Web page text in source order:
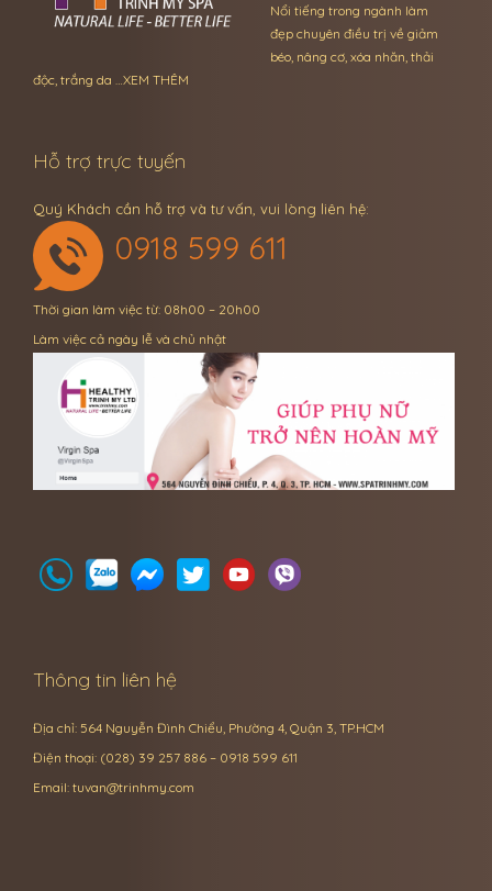
Nổi tiếng trong ngành làm
đẹp chuyên điều trị về giảm
béo, nâng cơ, xóa nhăn, thải
độc, trắng da …XEM THÊM
Hỗ trợ trực tuyến
Quý Khách cần hỗ trợ và tư vấn, vui lòng liên hệ:
0918 599 611
Thời gian làm việc từ: 08h00 – 20h00
Làm việc cả ngày lễ và chủ nhật
Thông tin liên hệ
Địa chỉ: 564 Nguyễn Đình Chiểu, Phường 4, Quận 3, TP.HCM
Điện thoại: (028) 39 257 886 – 0918 599 611
Email: tuvan@trinhmy.com